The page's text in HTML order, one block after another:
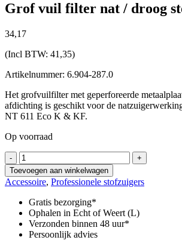
Grof vuil filter nat / droog
34,17
(Incl BTW: 41,35)
Artikelnummer: 6.904-287.0
Het grofvuilfilter met geperforeerde
afdichting is geschikt voor de
NT 611 Eco K & KF.
Op voorraad
-
Grof
vuil
filter
nat
/
droog
stofzuiger
aantal
+
Toevoegen aan winkelwagen
Accessoire, Professionele stofzuigers
Gratis bezorging*
Ophalen in Echt of Weert (L)
Verzonden binnen 48 uur*
Persoonlijk advies